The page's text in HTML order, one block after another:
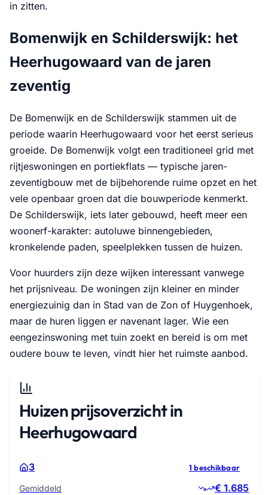
in zitten.
Bomenwijk en Schilderswijk: het
Heerhugowaard van de jaren
zeventig
De Bomenwijk en de Schilderswijk stammen uit de
periode waarin Heerhugowaard voor het eerst serieus
groeide. De Bomenwijk volgt een traditioneel grid met
rijtjeswoningen en portiekflats — typische jaren-
zeventigbouw met de bijbehorende ruime opzet en het
vele openbaar groen dat die bouwperiode kenmerkt.
De Schilderswijk, iets later gebouwd, heeft meer een
woonerf-karakter: autoluwe binnengebieden,
kronkelende paden, speelplekken tussen de huizen.
Voor huurders zijn deze wijken interessant vanwege
het prijsniveau. De woningen zijn kleiner en minder
energiezuinig dan in Stad van de Zon of Huygenhoek,
maar de huren liggen er navenant lager. Wie een
eengezinswoning met tuin zoekt en bereid is om met
oudere bouw te leven, vindt hier het ruimste aanbod.
Huizen prijsoverzicht in
Heerhugowaard
3 1 beschikbaar
Gemiddeld € 1.685